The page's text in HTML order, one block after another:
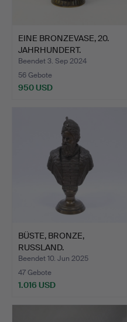
EINE BRONZEVASE, 20.
JAHRHUNDERT.
Beendet 3. Sep 2024
56 Gebote
950 USD
BÜSTE, BRONZE,
RUSSLAND.
Beendet 10. Jun 2025
47 Gebote
1.016 USD